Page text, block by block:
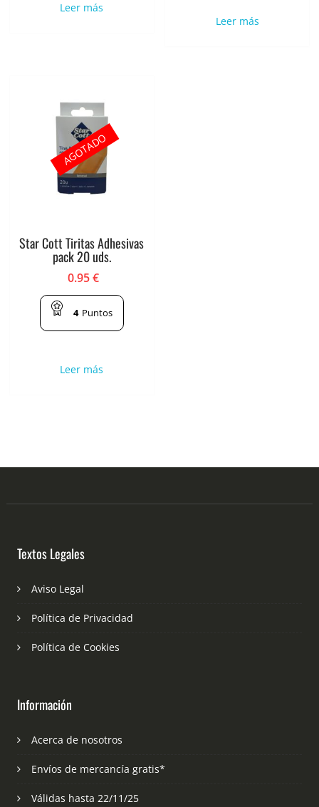
Leer más
Leer más
Star Cott Tiritas Adhesivas
pack 20 uds.
0.95€
4 Puntos
Leer más
AGOTADO
Textos Legales
Aviso Legal
Política de Privacidad
Política de Cookies
Información
Acerca de nosotros
Envíos de mercancía gratis*
Válidas hasta 22/11/25